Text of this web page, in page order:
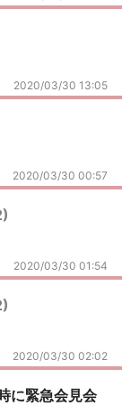
2020/03/30 13:05
2020/03/30 00:57
2020/03/30 01:54
2020/03/30 02:02
に緊急会見会